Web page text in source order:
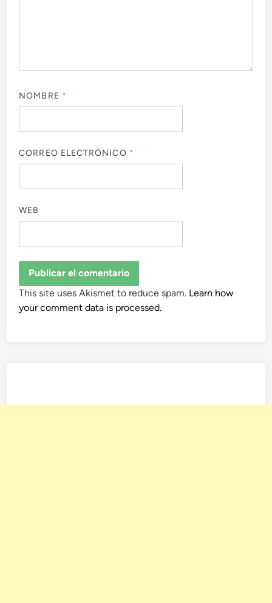
NOMBRE *
CORREO ELECTRÓNICO *
WEB
This site uses Akismet to reduce spam. Learn how
your comment data is processed.